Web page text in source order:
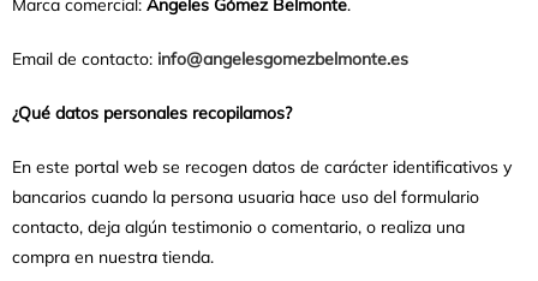
Marca comercial: Ángeles Gómez Belmonte.
Email de contacto: info@angelesgomezbelmonte.es
¿Qué datos personales recopilamos?
En este portal web se recogen datos de carácter identificativos y
bancarios cuando la persona usuaria hace uso del formulario
contacto, deja algún testimonio o comentario, o realiza una
compra en nuestra tienda.